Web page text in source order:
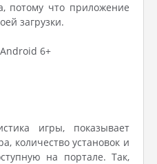
потому что приложение
загрузки.
Android 6+
игры, показывает
количество установок и
на портале. Так,